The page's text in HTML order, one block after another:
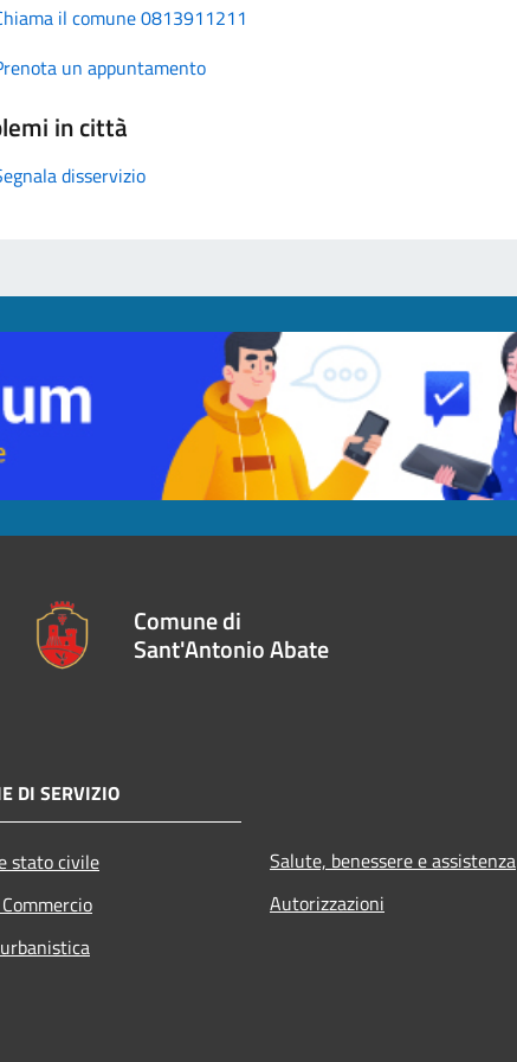
il comune 0813911211
un appuntamento
in città
disservizio
Comune di
Sant'Antonio Abate
DI SERVIZIO
stato civile
Salute, benessere e assistenza
Autorizzazioni